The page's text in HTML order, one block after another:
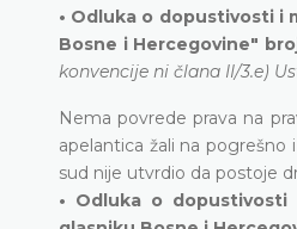
• Odluka o dopustivosti i
Bosne i Hercegovine"
konvencije ni člana II/3.e)
Nema povrede prava na
apelantica žali na
sud nije utvrdio da postoje
• Odluka o dopustivosti